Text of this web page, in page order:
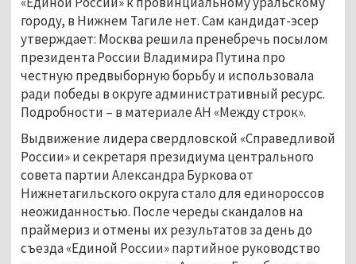
городу, в Нижнем Тагиле нет. Сам кандидат-эсер
утверждает: Москва решила пренебречь посылом
президента России Владимира Путина про
честную предвыборную борьбу и использовала
ради победы в округе административный ресурс.
Подробности – в материале АН «Между строк».
Выдвижение лидера свердловской «Справедливой
России» и секретаря президиума центрального
совета партии Александра Буркова от
Нижнетагильского округа стало для единороссов
неожиданностью. После череды скандалов на
праймериз и отмены их результатов за день до
съезда «Единой России» партийное руководство